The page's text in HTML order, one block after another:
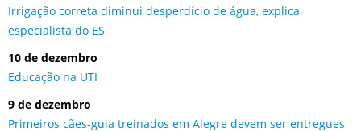
Irrigação correta diminui desperdício de água, explica
especialista do ES
10 de dezembro
Educação na UTI
9 de dezembro
Primeiros cães-guia treinados em Alegre devem ser entregues